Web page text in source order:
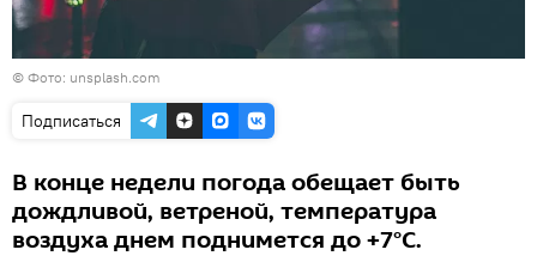
© Фото: unsplash.com
Подписаться
В конце недели погода обещает быть
дождливой, ветреной, температура
воздуха днем поднимется до +7°С.